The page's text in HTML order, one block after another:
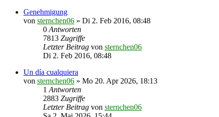
Genehmigung
von sternchen06 » Di 2. Feb 2016, 08:48
0 Antworten
7813 Zugriffe
Letzter Beitrag von sternchen06
Di 2. Feb 2016, 08:48
Un día cualquiera
von sternchen06 » Mo 20. Apr 2026, 18:13
1 Antworten
2883 Zugriffe
Letzter Beitrag von sternchen06